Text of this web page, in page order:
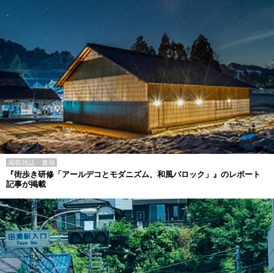
掲載雑誌・書籍
『街歩き研修「アールデコとモダニズム、和風バロック」』のレポート
記事が掲載